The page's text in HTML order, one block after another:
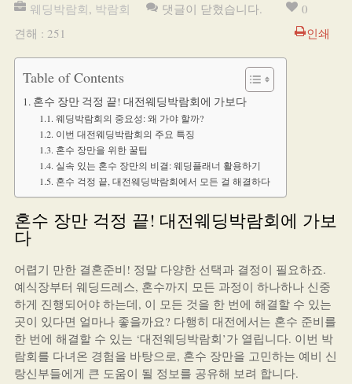
웨딩박람회, 박람회 댓글이 닫혔습니다.
0
견해 : 251
인쇄
Table of Contents
혼수 장만 걱정 끝! 대전웨딩박람회에 가보다
웨딩박람회의 중요성: 왜 가야 할까?
이번 대전웨딩박람회의 주요 특징
혼수 장만을 위한 꿀팁
실속 있는 혼수 장만의 비결: 웨딩플래너 활용하기
혼수 걱정 끝, 대전웨딩박람회에서 모든 걸 해결하다
혼수 장만 걱정 끝! 대전웨딩박람회에 가보
다
어렵기 만한 결혼준비! 정말 다양한 선택과 결정이 필요하죠.
예식장부터 웨딩드레스, 혼수까지 모든 과정이 하나하나 신중
하게 진행되어야 하는데, 이 모든 것을 한 번에 해결할 수 있는
곳이 있다면 얼마나 좋을까요? 다행히 대전에서는 혼수 준비를
한 번에 해결할 수 있는 ‘대전웨딩박람회’가 열립니다. 이번 박
람회를 다녀온 경험을 바탕으로, 혼수 장만을 고민하는 예비 신
랑신부들에게 큰 도움이 될 정보를 공유해 보려 합니다.